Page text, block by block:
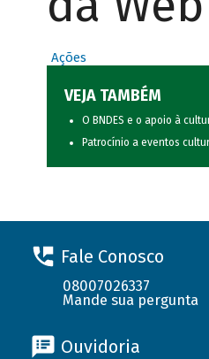
Ações
VEJA TAMBÉM
O BNDES e o apoio à
Patrocínio a eventos
Fale Conosco
08007026337
Mande sua pergunta
Ouvidoria